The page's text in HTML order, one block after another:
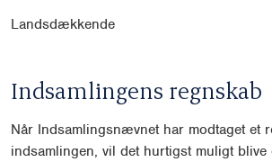
Landsdækkende
Indsamlingens regnskab
Når Indsamlingsnævnet har modtaget et
indsamlingen, vil det hurtigst muligt blive